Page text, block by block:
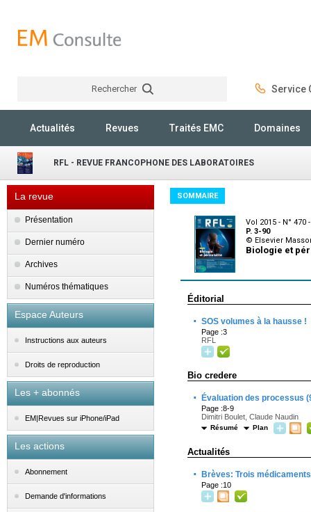
Rechercher Service
Actualités Revues Traités EMC Domaines
RFL - REVUE FRANCOPHONE DES LABORATOIRES
La revue
Présentation
Dernier numéro
Archives
Numéros thématiques
Espace Auteurs
Instructions aux auteurs
Droits de reproduction
Les + abonnés
EM|Revues sur iPhone/iPad
Les actions
Abonnement
Demande d'informations
SOMMAIRE
Vol 2015 - N° 470
P. 3-90
© Elsevier
Biologie et
Éditorial
· SOS volumes à la hausse !
Page :3
RFL
Bio credere
· Évaluation des processus
Page :8-9
Dimitri Boulet, Claude Naudin
Résumé Plan
Actualités
· Brèves: Trois
Page :10